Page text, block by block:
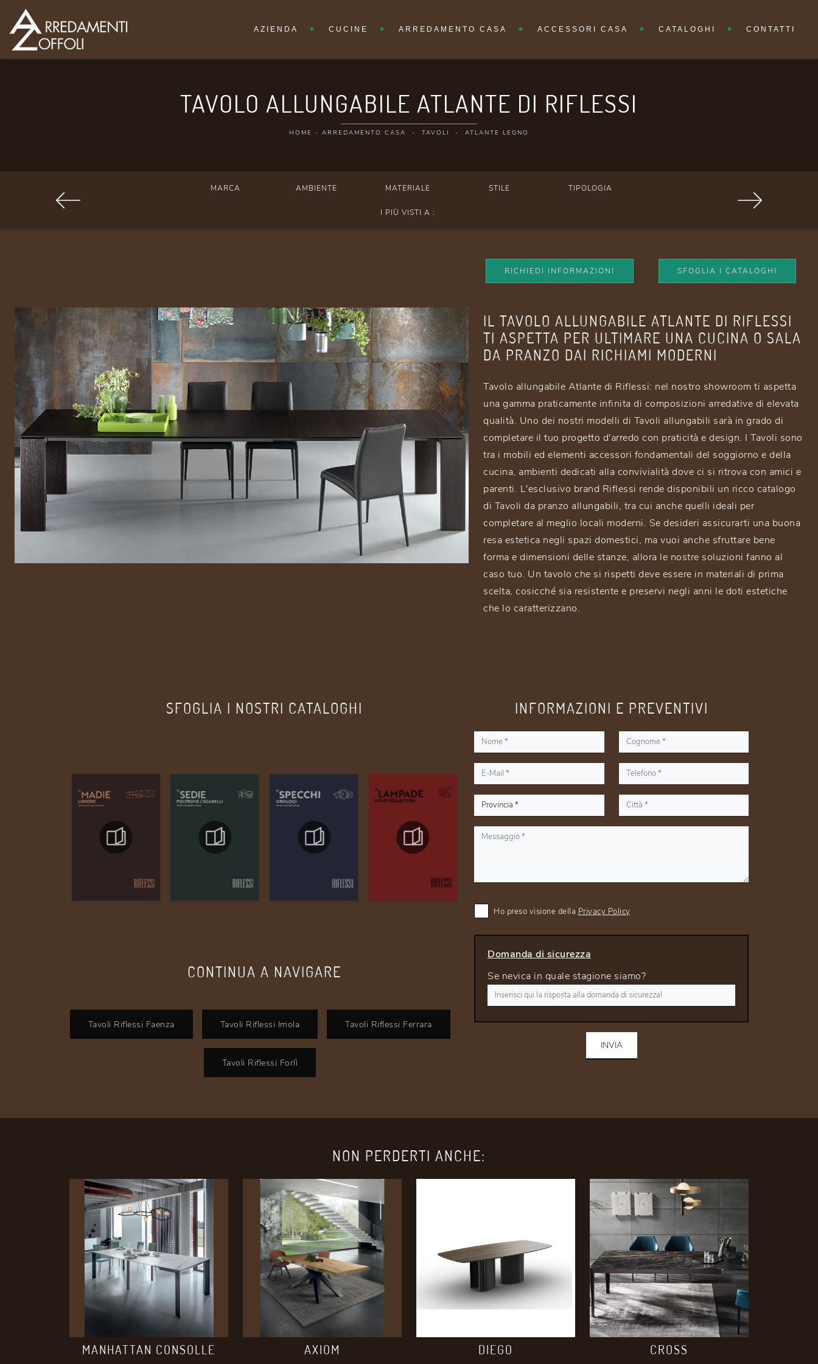
AZIENDA CUCINE ARREDAMENTO CASA ACCESSORI CASA CATALOGHI CONTATTI
TAVOLO ALLUNGABILE ATLANTE DI RIFLESSI
HOME - ARREDAMENTO CASA - TAVOLI - ATLANTE LEGNO
MARCA AMBIENTE MATERIALE STILE TIPOLOGIA
I PIÙ VISTI A :
RICHIEDI INFORMAZIONI SFOGLIA I CATALOGHI
IL TAVOLO ALLUNGABILE ATLANTE DI RIFLESSI
TI ASPETTA PER ULTIMARE UNA CUCINA O SALA
DA PRANZO DAI RICHIAMI MODERNI
Tavolo allungabile Atlante di Riflessi: nel nostro showroom ti aspetta
una gamma praticamente infinita di composizioni arredative di elevata
qualità. Uno dei nostri modelli di Tavoli allungabili sarà in grado di
completare il tuo progetto d'arredo con praticità e design. I Tavoli sono
tra i mobili ed elementi accessori fondamentali del soggiorno e della
cucina, ambienti dedicati alla convivialità dove ci si ritrova con amici e
parenti. L'esclusivo brand Riflessi rende disponibili un ricco catalogo
di Tavoli da pranzo allungabili, tra cui anche quelli ideali per
completare al meglio locali moderni. Se desideri assicurarti una buona
resa estetica negli spazi domestici, ma vuoi anche sfruttare bene
forma e dimensioni delle stanze, allora le nostre soluzioni fanno al
caso tuo. Un tavolo che si rispetti deve essere in materiali di prima
scelta, cosicché sia resistente e preservi negli anni le doti estetiche
che lo caratterizzano.
SFOGLIA I NOSTRI CATALOGHI
CONTINUA A NAVIGARE
Tavoli Riflessi Faenza Tavoli Riflessi Imola Tavoli Riflessi Ferrara
Tavoli Riflessi Forlì
INFORMAZIONI E PREVENTIVI
Ho preso visione della Privacy Policy
Domanda di sicurezza
Se nevica in quale stagione siamo?
INVIA
NON PERDERTI ANCHE:
MANHATTAN CONSOLLE AXIOM DIEGO CROSS